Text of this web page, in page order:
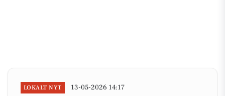
LOKALT NYT 13-05-2026 14:17